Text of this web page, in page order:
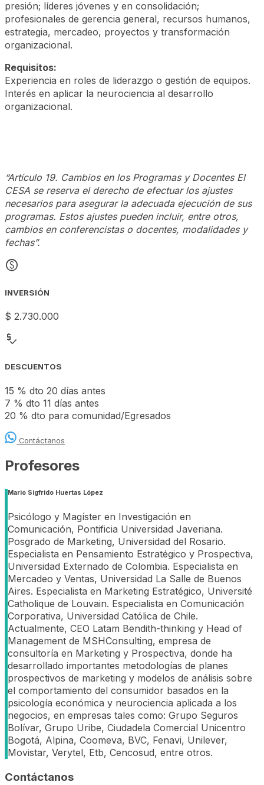
presión; líderes jóvenes y en consolidación;
profesionales de gerencia general, recursos humanos,
estrategia, mercadeo, proyectos y transformación
organizacional.
Requisitos:
Experiencia en roles de liderazgo o gestión de equipos.
Interés en aplicar la neurociencia al desarrollo
organizacional.
“Artículo 19. Cambios en los Programas y Docentes El
CESA se reserva el derecho de efectuar los ajustes
necesarios para asegurar la adecuada ejecución de sus
programas. Estos ajustes pueden incluir, entre otros,
cambios en conferencistas o docentes, modalidades y
fechas”.
monetization_on
INVERSIÓN
$ 2.730.000
price_check
DESCUENTOS
15 % dto 20 días antes
7 % dto 11 días antes
20 % dto para comunidad/Egresados
Contáctanos
Profesores
Mario Sigfrido Huertas López
Psicólogo y Magíster en Investigación en
Comunicación, Pontificia Universidad Javeriana.
Posgrado de Marketing, Universidad del Rosario.
Especialista en Pensamiento Estratégico y Prospectiva,
Universidad Externado de Colombia. Especialista en
Mercadeo y Ventas, Universidad La Salle de Buenos
Aires. Especialista en Marketing Estratégico, Université
Catholique de Louvain. Especialista en Comunicación
Corporativa, Universidad Católica de Chile.
Actualmente, CEO Latam Bendith-thinking y Head of
Management de MSHConsulting, empresa de
consultoría en Marketing y Prospectiva, donde ha
desarrollado importantes metodologías de planes
prospectivos de marketing y modelos de análisis sobre
el comportamiento del consumidor basados en la
psicología económica y neurociencia aplicada a los
negocios, en empresas tales como: Grupo Seguros
Bolívar, Grupo Uribe, Ciudadela Comercial Unicentro
Bogotá, Alpina, Coomeva, BVC, Fenavi, Unilever,
Movistar, Verytel, Etb, Cencosud, entre otros.
Contáctanos